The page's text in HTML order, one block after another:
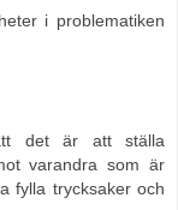
i problematiken
det är att ställa
varandra som är
fylla trycksaker och